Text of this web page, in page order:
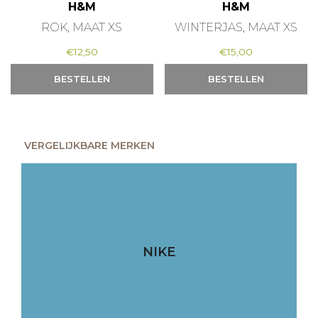
H&M
ROK, MAAT XS
€12,50
BESTELLEN
H&M
WINTERJAS, MAAT XS
€15,00
BESTELLEN
VERGELIJKBARE MERKEN
NIKE